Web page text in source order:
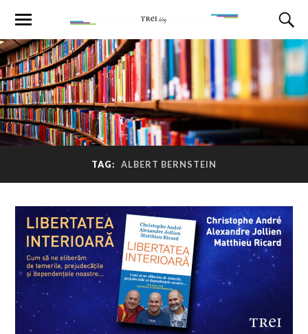
TAG: ALBERT BERNSTEIN